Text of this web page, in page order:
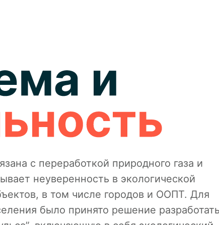
с переработкой природного газа и
неуверенность в экологической
в том числе городов и ООПТ. Для
было принято решение